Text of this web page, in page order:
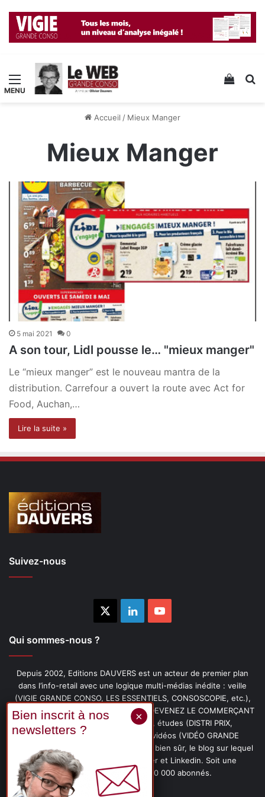
Menu Voir
Accueil / Mieux Manger
Mieux Manger
5 mai 2021 0
A son tour, Lidl pousse le… "mieux manger"
Le “mieux manger” est le nouveau mantra de la
distribution. Carrefour a ouvert la route avec Act for
Food, Auchan,…
Lire la suite »
Suivez-nous
LinkedinYouTube
Qui sommes-nous ?
Depuis 2002, Editions DAUVERS est un acteur de premier plan
dans l’info-retail avec une logique multi-médias inédite : veille
(VIGIE GRANDE CONSO, LES ESSENTIELS, CONSOSCOPIE, etc.),
livres (PENSER-CLIENT, IMAGE-PRIX, DEVENEZ LE COMMERÇANT
PRÉFÉRÉ DE VOS CLIENTS, etc.), études (DISTRI PRIX,
PROMOFLASH, DRIVE INSIGHTS), vidéos (VIDÉO GRANDE
CONSO), podcasts (CAFÉ CONSO) et, bien sûr, le blog sur lequel
vous êtes, ainsi que les fils Twitter et Linkedin. Soit une
communauté de plus de 150 000 abonnés.